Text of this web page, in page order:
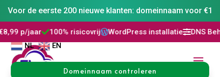
Voor de eerste 200 nieuwe klanten: domeinnaam voor €1
risicovrijWordPress installatieDNS Beheer30
NL
EN
Domeinnaam controleren